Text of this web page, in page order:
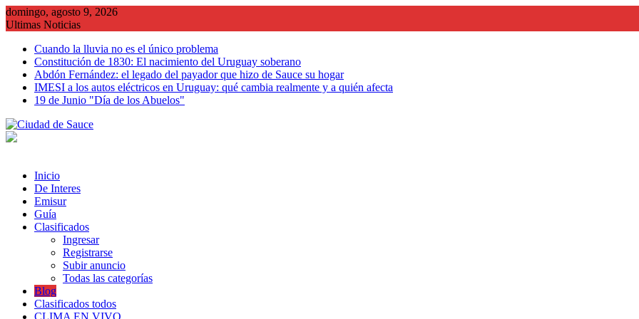
Saltar
al
domingo, agosto 9, 2026
Ultimas Noticias
Cuando la lluvia no es el único problema
Constitución de 1830: El nacimiento del Uruguay soberano
Abdón Fernández: el legado del payador que hizo de Sauce su hogar
IMESI a los autos eléctricos en Uruguay: qué cambia realmente y a quién afecta
19 de Junio "Día de los Abuelos"
Inicio
De Interes
Emisur
Guía
Clasificados
Ingresar
Registrarse
Subir anuncio
Todas las categorías
Blog
Clasificados todos
CLIMA EN VIVO